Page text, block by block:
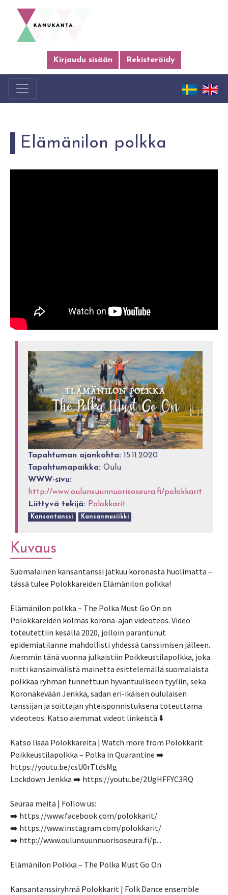
Kirjaudu sisään Rekisteröidy
Elämänilon polkka
Tapahtuman ajankohta: 15.11.2020
Tapahtumapaikka: Oulu
WWW-sivu:
http://www.oulunsuunnuorisoseura.fi/polokkarit
Liittyvä tekijä: Polokkarit
Kansantanssi Kansanmusiikki
Kuvaus
Suomalainen kansantanssi jatkuu koronasta huolimatta –
tässä tulee Polokkareiden Elämänilon polkka!
Elämänilon polkka – The Polka Must Go On on
Polokkareiden kolmas korona-ajan videoteos. Video
toteutettiin kesällä 2020, jolloin parantunut
epidemiatilanne mahdollisti yhdessä tanssimisen jälleen.
Aiemmin tänä vuonna julkaistiin Poikkeustilapolkka, joka
niitti kansainvälistä mainetta esittelemällä suomalaista
polkkaa ryhmän tunnettuun hyväntuuliseen tyyliin, sekä
Koronakevään Jenkka, sadan eri-ikäisen oululaisen
tanssijan ja soittajan yhteisponnistuksena toteuttama
videoteos. Katso aiemmat videot linkeistä ⬇️
Katso lisää Polokkareita | Watch more from Polokkarit
Poikkeustilapolkka – Polka in Quarantine ➡️
https://youtu.be/csU0rTtdsMg
Lockdown Jenkka ➡️ https://youtu.be/2UgHFFYC3RQ
Seuraa meitä | Follow us:
➡️ https://www.facebook.com/polokkarit/
➡️ https://www.instagram.com/polokkarit/
➡️ http://www.oulunsuunnuorisoseura.fi/p...
Elämänilon Polkka – The Polka Must Go On
Kansantanssiryhmä Polokkarit | Folk Dance ensemble